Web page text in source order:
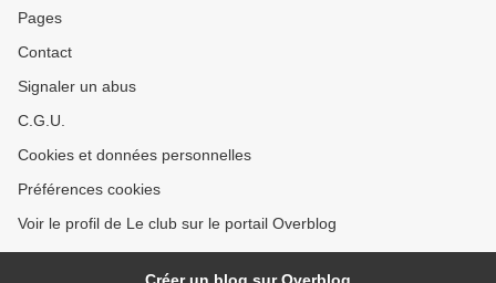
Pages
Contact
Signaler un abus
C.G.U.
Cookies et données personnelles
Préférences cookies
Voir le profil de Le club sur le portail Overblog